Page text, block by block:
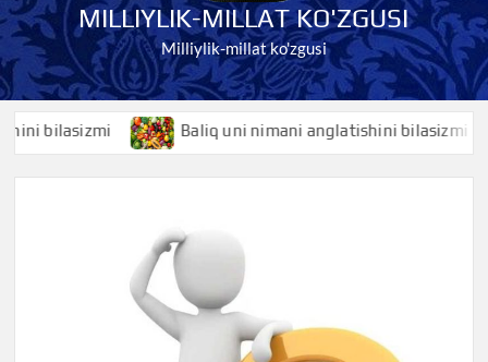
MILLIYLIK-MILLAT KO'ZGUSI
Milliylik-millat ko'zgusi
Baliq uni nimani anglatishini bilasizmi